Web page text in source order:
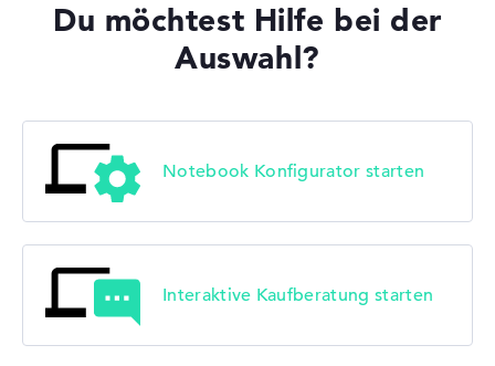
Du möchtest Hilfe bei der
Auswahl?
Notebook Konfigurator starten
Interaktive Kaufberatung starten